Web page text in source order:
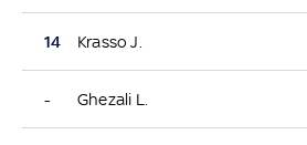
14 Krasso J.
- Ghezali L.